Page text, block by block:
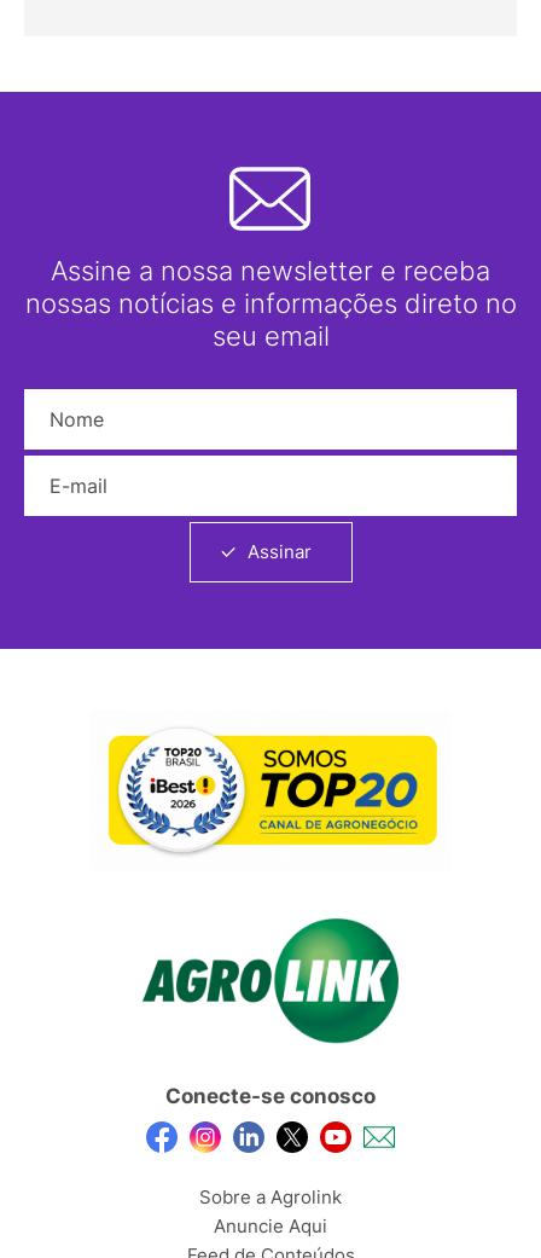
Assine a nossa newsletter e receba
nossas notícias e informações direto no
seu email
Assinar
Conecte-se conosco
Sobre a Agrolink
Anuncie Aqui